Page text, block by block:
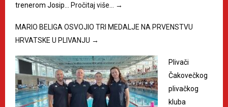
trenerom Josip…
Pročitaj više… →
MARIO BELIGA OSVOJIO TRI MEDALJE NA PRVENSTVU
HRVATSKE U PLIVANJU →
Plivači
Čakovečkog
plivačkog
kluba